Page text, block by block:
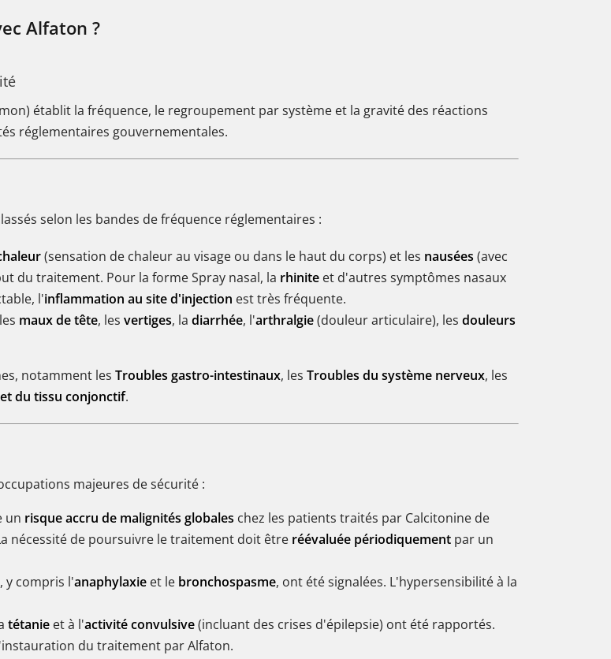
Alfaton ?
établit la fréquence, le regroupement par système et la gravité des réactions
réglementaires gouvernementales.
selon les bandes de fréquence réglementaires :
(sensation de chaleur au visage ou dans le haut du corps) et les nausées (avec
du traitement. Pour la forme Spray nasal, la rhinite et d'autres symptômes nasaux
l'inflammation au site d'injection est très fréquente.
maux de tête, les vertiges, la diarrhée, l'arthralgie(douleur articulaire), les douleurs
notamment les Troubles gastro-intestinaux, les Troubles du système nerveux, les
du tissu conjonctif.
majeures de sécurité :
un risque accru de malignités globales chez les patients traités par Calcitonine de
nécessité de poursuivre le traitement doit être réévaluée périodiquement par un
y compris l'anaphylaxie et le bronchospasme, ont été signalées. L'hypersensibilité à la
tétanie et à l'activité convulsive(incluant des crises d'épilepsie) ont été rapportés.
du traitement par Alfaton.